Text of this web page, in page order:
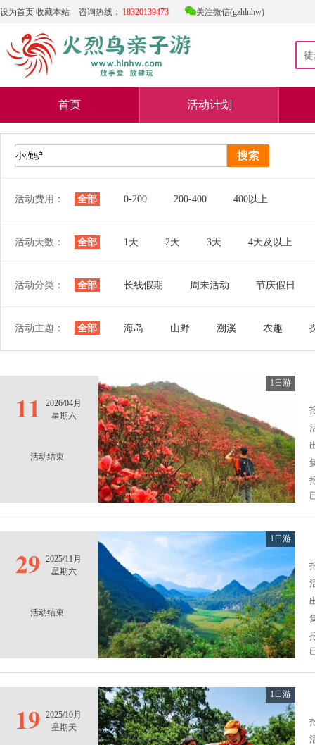
设为首页 收藏本站 咨询热线： 18320139473 关注微信(gzhlnhw)
首页 活动计划
活动费用： 全部 0-200 200-400 400以上
活动天数： 全部 1天 2天 3天 4天及以上
活动分类： 全部 长线假期 周未活动 节庆假日
活动主题： 全部 海岛 山野 溯溪 农趣
11
2026/04月
星期六
活动结束
1日游
29 2025/11月
星期六
活动结束
1日游
19 2025/10月
星期天
1日游